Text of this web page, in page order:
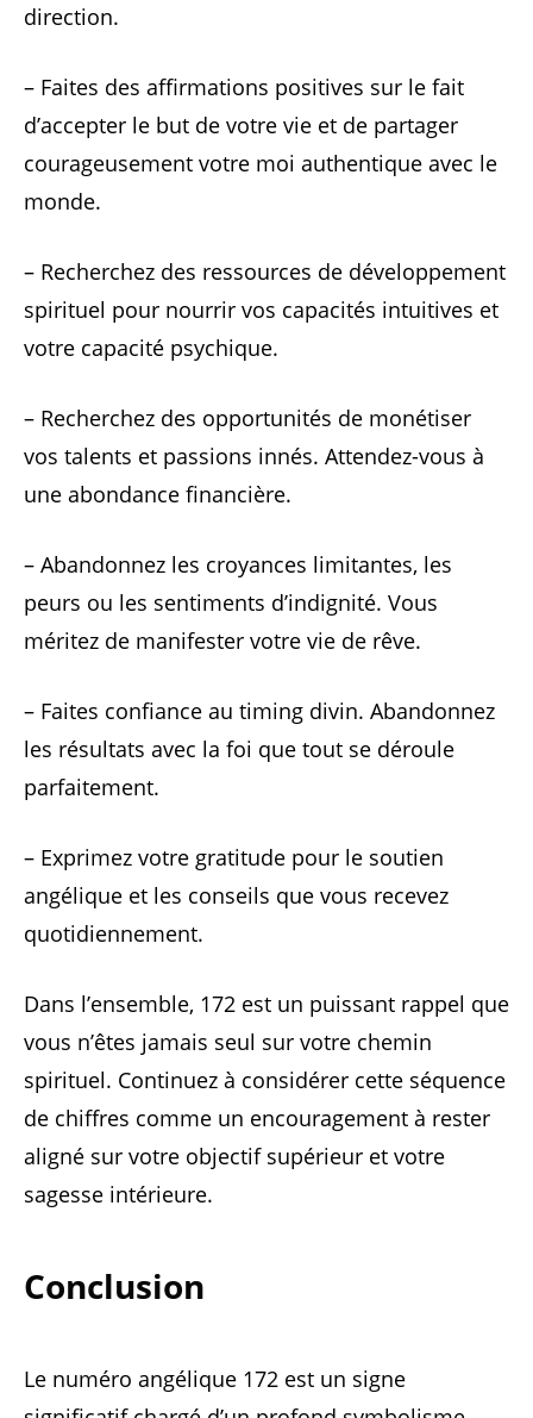
direction.
– Faites des affirmations positives sur le fait
d’accepter le but de votre vie et de partager
courageusement votre moi authentique avec le
monde.
– Recherchez des ressources de développement
spirituel pour nourrir vos capacités intuitives et
votre capacité psychique.
– Recherchez des opportunités de monétiser
vos talents et passions innés. Attendez-vous à
une abondance financière.
– Abandonnez les croyances limitantes, les
peurs ou les sentiments d’indignité. Vous
méritez de manifester votre vie de rêve.
– Faites confiance au timing divin. Abandonnez
les résultats avec la foi que tout se déroule
parfaitement.
– Exprimez votre gratitude pour le soutien
angélique et les conseils que vous recevez
quotidiennement.
Dans l’ensemble, 172 est un puissant rappel que
vous n’êtes jamais seul sur votre chemin
spirituel. Continuez à considérer cette séquence
de chiffres comme un encouragement à rester
aligné sur votre objectif supérieur et votre
sagesse intérieure.
Conclusion
Le numéro angélique 172 est un signe